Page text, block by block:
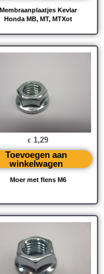
Membraanplaatjes Kevlar
Honda MB, MT, MTXot
Moer met flens M6
€ 1,29
Toevoegen aan
winkelwagen